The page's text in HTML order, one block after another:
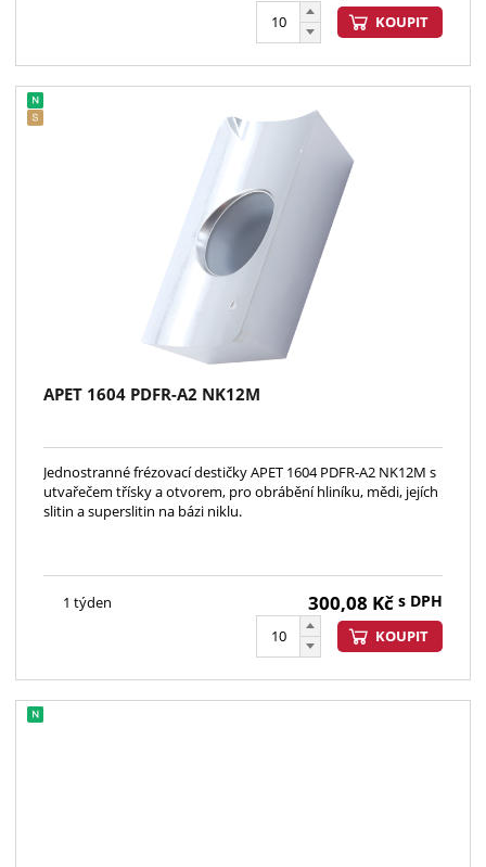
KOUPIT
APET 1604 PDFR-A2 NK12M
Jednostranné frézovací destičky APET 1604 PDFR-A2 NK12M s
utvařečem třísky a otvorem, pro obrábění hliníku, mědi, jejích
slitin a superslitin na bázi niklu.
1 týden 300,08 Kč s DPH
KOUPIT